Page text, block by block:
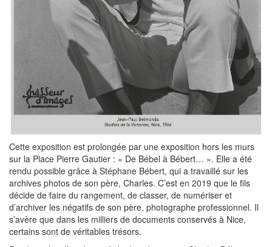
Cette exposition est prolongée par une exposition hors les murs
sur la Place Pierre Gautier : « De Bébel à Bébert… ». Elle a été
rendu possible grâce à Stéphane Bébert, qui a travaillé sur les
archives photos de son père, Charles. C’est en 2019 que le fils
décide de faire du rangement, de classer, de numériser et
d’archiver les négatifs de son père, photographe professionnel. Il
s’avère que dans les milliers de documents conservés à Nice,
certains sont de véritables trésors.